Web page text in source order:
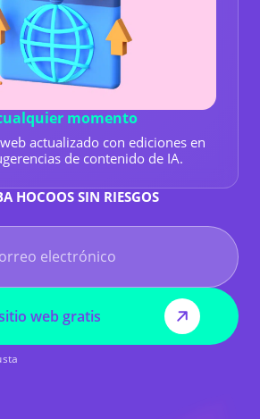
momento
actualizado con ediciones en
de contenido de IA.
HOCOOS SIN RIESGOS
web gratis